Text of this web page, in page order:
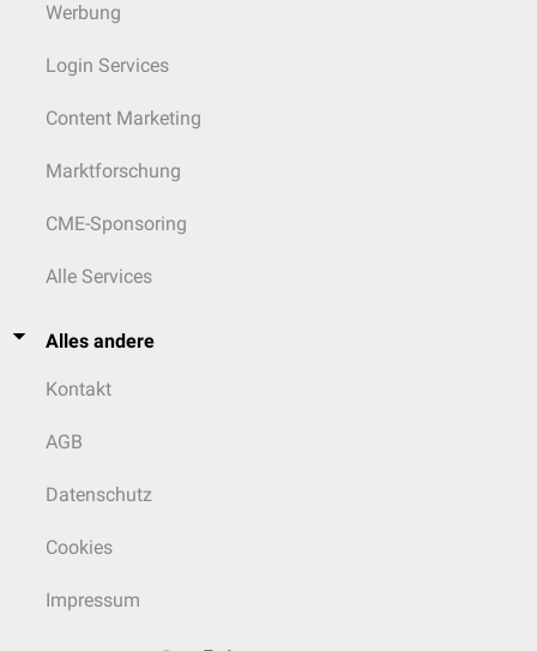
Werbung
Login Services
Content Marketing
Marktforschung
CME-Sponsoring
Alle Services
Alles andere
Kontakt
AGB
Datenschutz
Cookies
Impressum